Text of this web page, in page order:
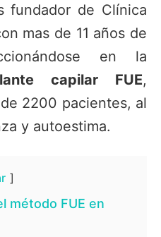
fundador de Clínica
mas de 11 años de
en la
capilar FUE,
2200 pacientes, al
y autoestima.
método FUE en